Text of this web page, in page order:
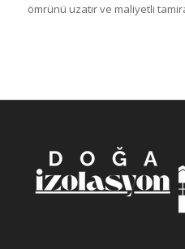
ömrünü uzatır ve maliyetli